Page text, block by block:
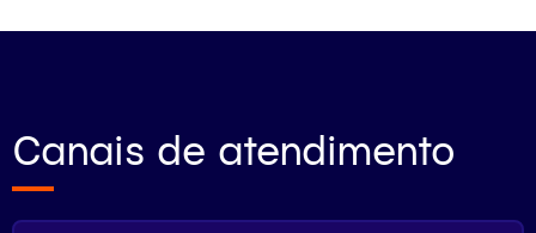
Canais de atendimento